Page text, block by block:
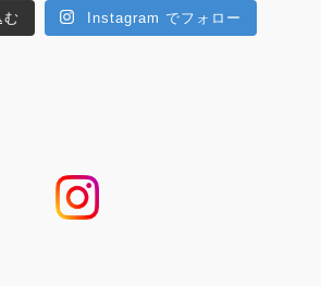
む Instagram でフォロー